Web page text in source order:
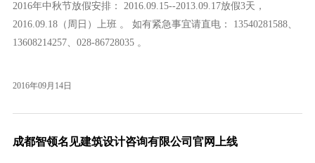
2016年中秋节放假安排： 2016.09.15--2013.09.17放假3天，
2016.09.18（周日）上班 。 如有紧急事宜请直电： 13540281588、
13608214257、028-86728035 。
2016年09月14日
成都智领名见建筑设计咨询有限公司官网上线